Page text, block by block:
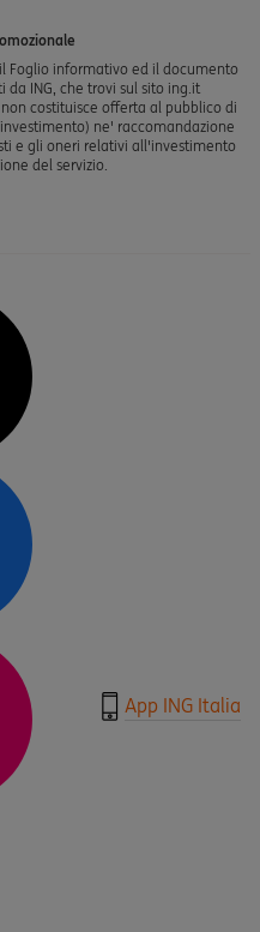
Foglio informativo ed il documento
da ING, che trovi sul sito ing.it
costituisce offerta al pubblico di
ne' raccomandazione
e gli oneri relativi all'investimento
del servizio.
App ING Italia